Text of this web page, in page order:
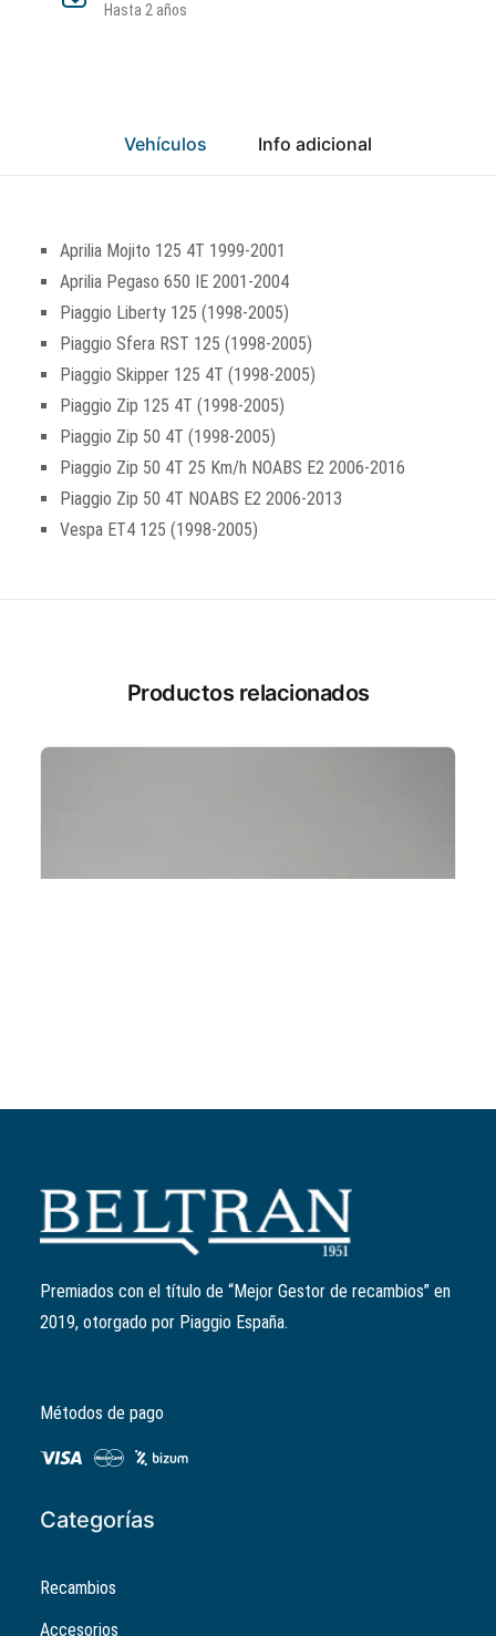
Hasta 2 años
Vehículos Info adicional
Aprilia Mojito 125 4T 1999-2001
Aprilia Pegaso 650 IE 2001-2004
Piaggio Liberty 125 (1998-2005)
Piaggio Sfera RST 125 (1998-2005)
Piaggio Skipper 125 4T (1998-2005)
Piaggio Zip 125 4T (1998-2005)
Piaggio Zip 50 4T (1998-2005)
Piaggio Zip 50 4T 25 Km/h NOABS E2 2006-2016
Piaggio Zip 50 4T NOABS E2 2006-2013
Vespa ET4 125 (1998-2005)
Productos relacionados
Junta tórica cilindro
B017342
1,17
original
era:
actual
Premiados con el título de “Mejor Gestor de recambios” en
2019, otorgado por Piaggio España.
Métodos de pago
Categorías
Recambios
Accesorios